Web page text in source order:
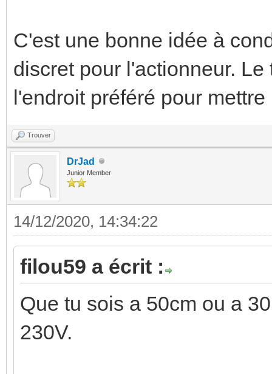
C'est une bonne idée à
discret pour l'actionneur.
l'endroit préféré pour
Trouver
DrJad
Junior Member
14/12/2020, 14:34:22
filou59 a écrit :
Que tu sois a 50cm ou a
230V.